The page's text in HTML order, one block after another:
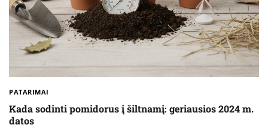
PATARIMAI
Kada sodinti pomidorus į šiltnamį: geriausios 2024 m.
datos